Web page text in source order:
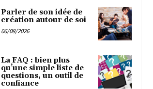
Parler de son idée de
création autour de soi
06/08/2026
La FAQ : bien plus
qu’une simple liste de
questions, un outil de
confiance